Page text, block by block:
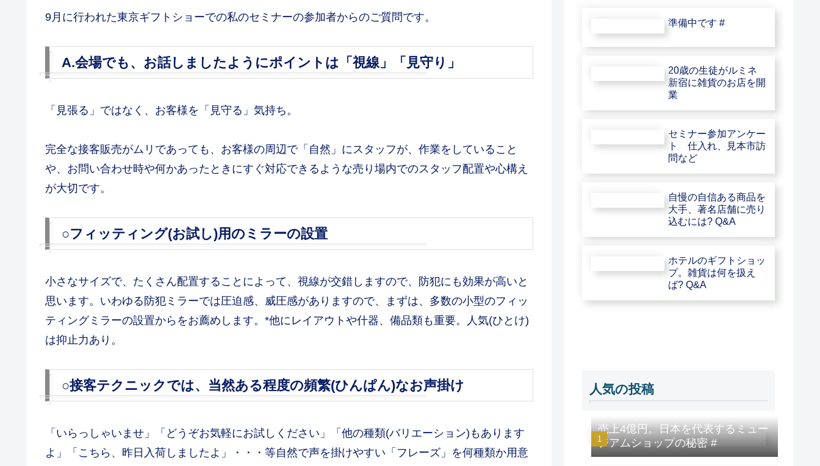
9月に行われた東京ギフトショーでの私のセミナーの参加者からのご質問です。
A.会場でも、お話しましたようにポイントは「視線」「見守り」
「見張る」ではなく、お客様を「見守る」気持ち。
完全な接客販売がムリであっても、お客様の周辺で「自然」にスタッフが、作業をしていること
や、お問い合わせ時や何かあったときにすぐ対応できるような売り場内でのスタッフ配置や心構え
が大切です。
○フィッティング(お試し)用のミラーの設置
小さなサイズで、たくさん配置することによって、視線が交錯しますので、防犯にも効果が高いと
思います。いわゆる防犯ミラーでは圧迫感、威圧感がありますので、まずは、多数の小型のフィッ
ティングミラーの設置からをお薦めします。*他にレイアウトや什器、備品類も重要。人気(ひとけ)
は抑止力あり。
○接客テクニックでは、当然ある程度の頻繁(ひんぱん)なお声掛け
「いらっしゃいませ」「どうぞお気軽にお試しください」「他の種類(バリエーション)もあります
よ」「こちら、昨日入荷しましたよ」・・・等自然で声を掛けやすい「フレーズ」を何種類か用意
準備中です #
20歳の生徒がルミネ
新宿に雑貨のお店を開
業
セミナー参加アンケー
ト 仕入れ、見本市訪
問など
自慢の自信ある商品を
大手、著名店舗に売り
込むには? Q&A
ホテルのギフトショッ
プ。雑貨は何を扱え
ば? Q&A
人気の投稿
売上4億円。日本を代表するミュー
ジアムショップの秘密 #